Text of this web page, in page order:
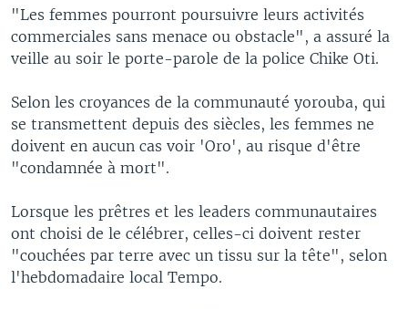
"Les femmes pourront poursuivre leurs activités
commerciales sans menace ou obstacle", a assuré la
veille au soir le porte-parole de la police Chike Oti.
Selon les croyances de la communauté yorouba, qui
se transmettent depuis des siècles, les femmes ne
doivent en aucun cas voir 'Oro', au risque d'être
"condamnée à mort".
Lorsque les prêtres et les leaders communautaires
ont choisi de le célébrer, celles-ci doivent rester
"couchées par terre avec un tissu sur la tête", selon
l'hebdomadaire local Tempo.